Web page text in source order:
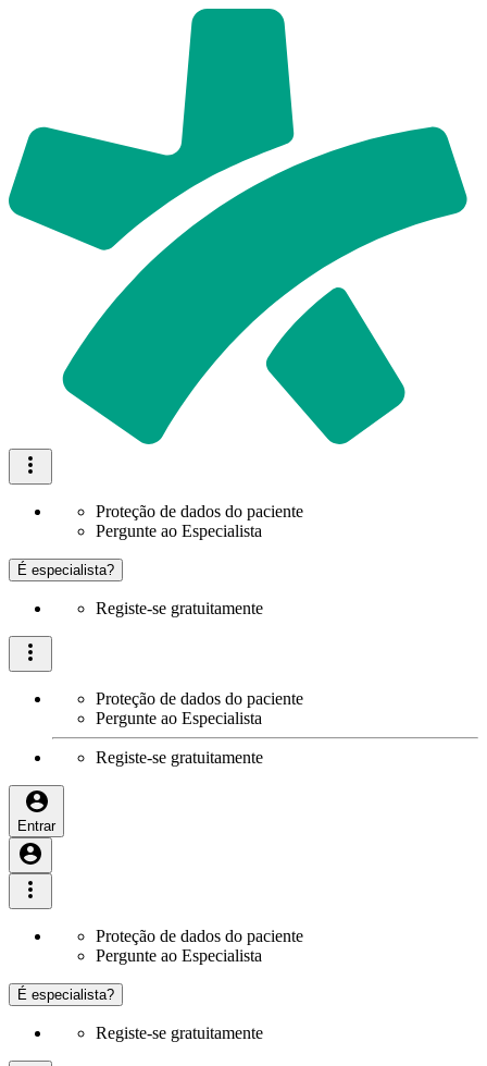
Proteção de dados do paciente
Pergunte ao Especialista
É especialista?
Registe-se gratuitamente
Proteção de dados do paciente
Pergunte ao Especialista
Registe-se gratuitamente
Entrar
Proteção de dados do paciente
Pergunte ao Especialista
É especialista?
Registe-se gratuitamente